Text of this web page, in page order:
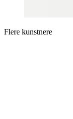
Flere kunstnere